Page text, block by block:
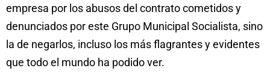
empresa por los abusos del contrato cometidos y
denunciados por este Grupo Municipal Socialista, sino
la de negarlos, incluso los más flagrantes y evidentes
que todo el mundo ha podido ver.